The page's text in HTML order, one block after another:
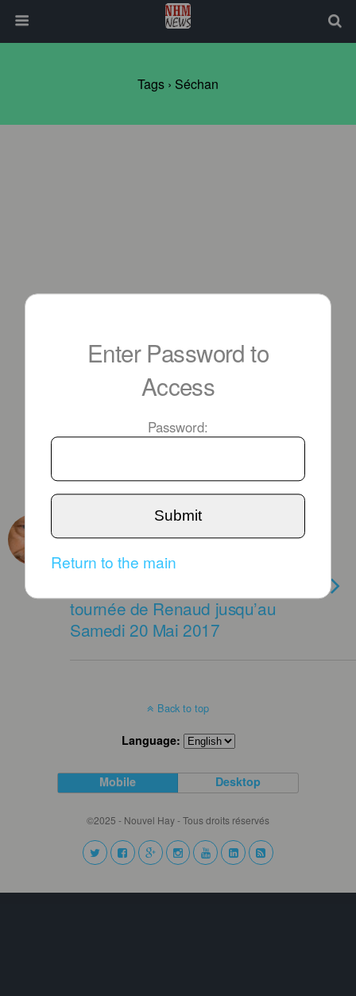
Tags › Séchan
OCTOBER 28TH, 2016
“…et Arméniens témoignent du
fond de leur tombeau qu’un
tournée de Renaud jusqu’au
Samedi 20 Mai 2017
Back to top
Language:
Mobile Desktop
©2025 - Nouvel Hay - Tous droits réservés
Enter Password to
Access
Password:
Submit
Return to the main